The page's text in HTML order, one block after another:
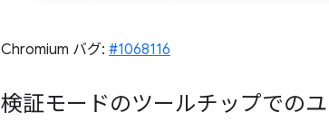
Chromium バグ: #1068116
検証モードのツールチップでの